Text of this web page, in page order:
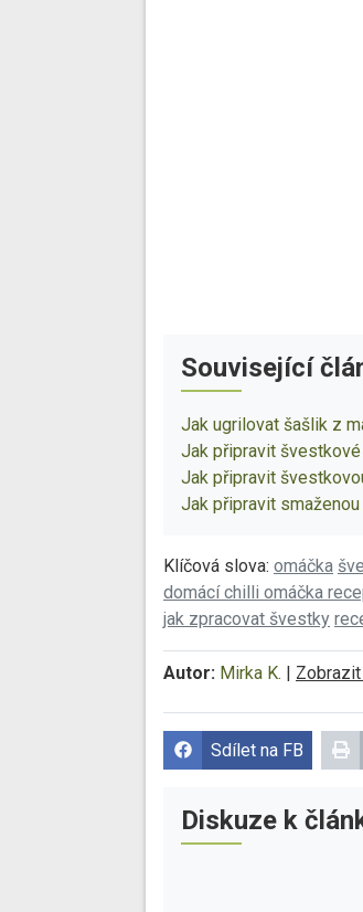
Související
Jak ugrilovat šašlik z
Jak připravit
Jak připravit
Jak připravit
Klíčová slova: omáčka
domácí chilli omáčka
jak zpracovat švestky
Autor: Mirka K.
Sdílet na FB
Diskuze k